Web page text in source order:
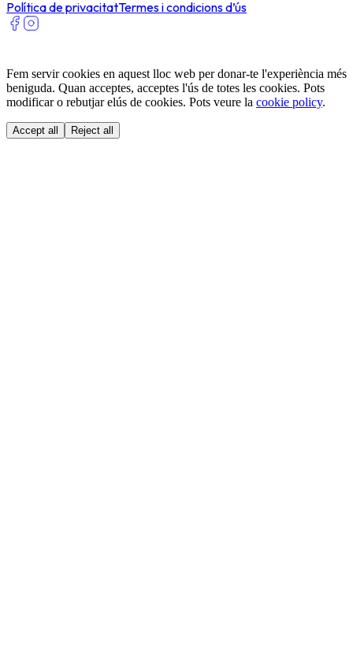
Política de privacitatTermes i condicions d’ús
Fem servir cookies en aquest lloc web per donar-te l'experiència més
beniguda. Quan acceptes, acceptes l'ús de totes les cookies. Pots
modificar o rebutjar elús de cookies. Pots veure la cookie policy.
Accept all Reject all